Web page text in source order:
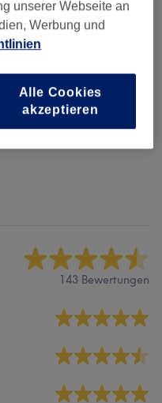
(6)
(27) ab 9 €
(8) ab 14 €
143 Bewertungen
unserer Webseite an
Werbung und
Alle Cookies
akzeptieren